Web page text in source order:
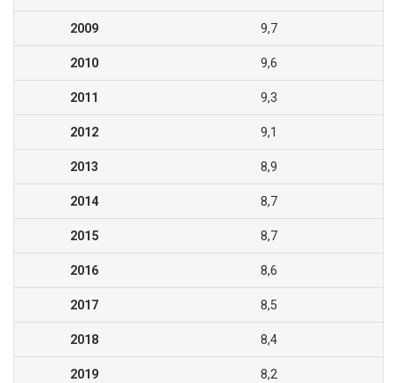
2009 9,7
2010 9,6
2011 9,3
2012 9,1
2013 8,9
2014 8,7
2015 8,7
2016 8,6
2017 8,5
2018 8,4
2019 8,2